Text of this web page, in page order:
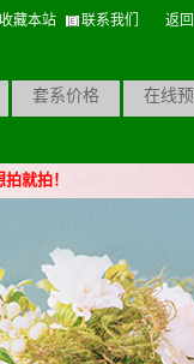
收藏本站 联系我们 返
套系价格 在线
拍！